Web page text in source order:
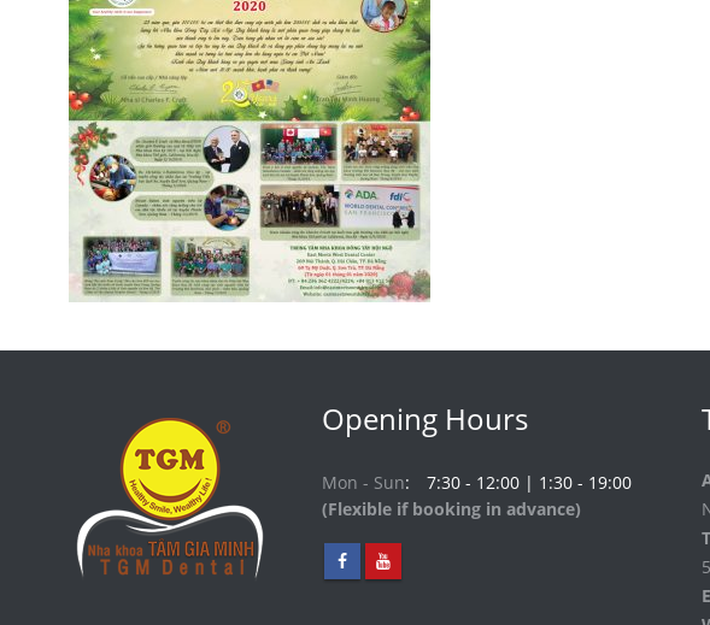
Opening Hours
Mon - Sun
7:30 - 12:00 | 1:30 - 19:00
(Flexible if booking in advance)